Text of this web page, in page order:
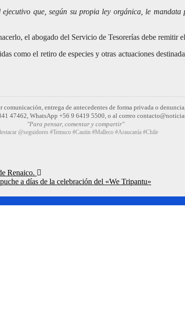
que, según su propia ley orgánica, le
el abogado del Servicio de Tesorerías debe
como el retiro de especies y otras actuaciones
comunicación, entrega de antecedentes de forma privada o
47462, WhatsApp +56 9 6419 5500, o al correo
"Para pensar, comentar y compartir"
@seguidores #Temuco #Cautin #Malleco #Araucanía #Chile
Renaico.
a días de la celebración del «We Tripantu»